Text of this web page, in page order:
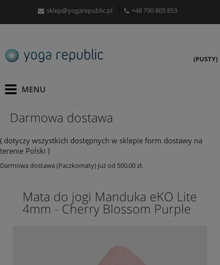
sklep@yogarepublic.pl +48 790 805 853
(PUSTY)
Darmowa dostawa
( dotyczy wszystkich dostępnych w sklepie form dostawy na
terenie Polski )
Darmowa dostawa (Paczkomaty) już od 500,00 zł.
Mata do jogi Manduka eKO Lite
4mm - Cherry Blossom Purple